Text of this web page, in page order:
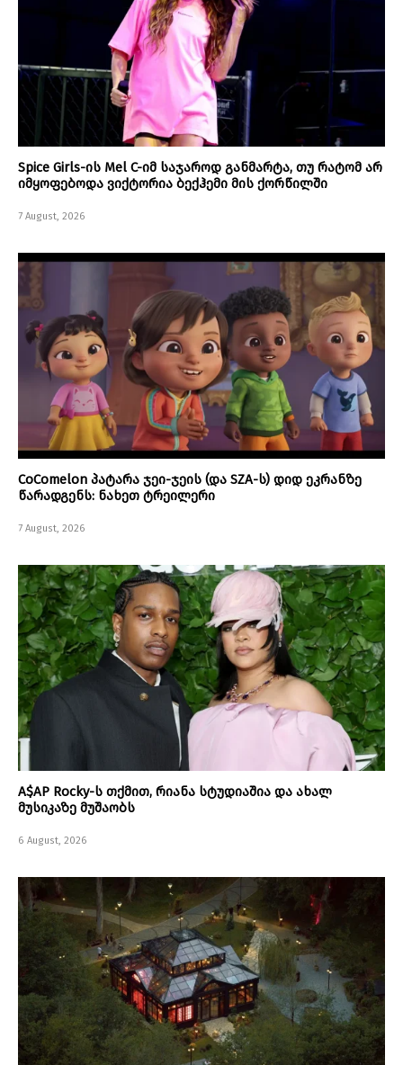
Spice Girls-ის Mel C-იმ საჯაროდ განმარტა, თუ რატომ არ
იმყოფებოდა ვიქტორია ბექჰემი მის ქორწილში
7 August, 2026
CoComelon პატარა ჯეი-ჯეის (და SZA-ს) დიდ ეკრანზე
წარადგენს: ნახეთ ტრეილერი
7 August, 2026
A$AP Rocky-ს თქმით, რიანა სტუდიაშია და ახალ
მუსიკაზე მუშაობს
6 August, 2026